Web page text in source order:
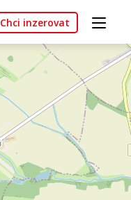
Chci inzerovat